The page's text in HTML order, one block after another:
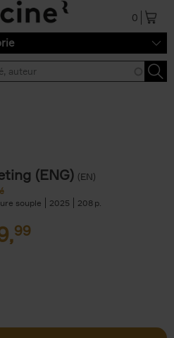
0
(ENG) (EN)
souple
2025 208
99